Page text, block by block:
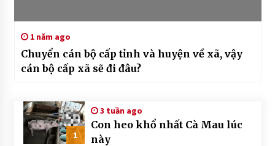
1 năm ago
Chuyển cán bộ cấp tỉnh và huyện về xã, vậy
cán bộ cấp xã sẽ đi đâu?
1
3 tuần ago
Con heo khổ nhất Cà Mau lúc
này